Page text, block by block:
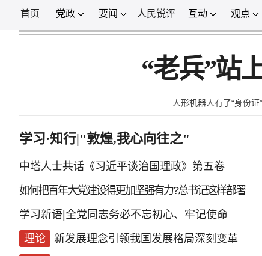
首页 党政 要闻 人民锐评 互动 观点
“老兵”站
人形机器人有了“身份证”
学习·知行|"敦煌,我心向往之"
中塔人士共话《习近平谈治国理政》第五卷
如何把百年大党建设得更加坚强有力?总书记这样部署
学习新语|全党同志务必不忘初心、牢记使命
理论
新发展理念引领我国发展格局深刻变革